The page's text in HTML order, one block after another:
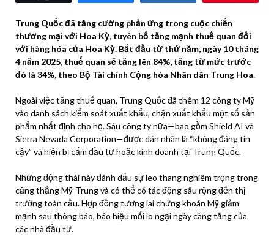
Trung Quốc đã tăng cường phản ứng trong cuộc chiến
thương mại với Hoa Kỳ, tuyên bố tăng mạnh thuế quan đối
với hàng hóa của Hoa Kỳ. Bắt đầu từ thứ năm, ngày 10 tháng
4 năm 2025, thuế quan sẽ tăng lên 84%, tăng từ mức trước
đó là 34%, theo Bộ Tài chính Cộng hòa Nhân dân Trung Hoa.
Ngoài việc tăng thuế quan, Trung Quốc đã thêm 12 công ty Mỹ
vào danh sách kiểm soát xuất khẩu, chặn xuất khẩu một số sản
phẩm nhất định cho họ. Sáu công ty nữa—bao gồm Shield AI và
Sierra Nevada Corporation—được dán nhãn là “không đáng tin
cậy” và hiện bị cấm đầu tư hoặc kinh doanh tại Trung Quốc.
Những động thái này đánh dấu sự leo thang nghiêm trọng trong
căng thẳng Mỹ-Trung và có thể có tác động sâu rộng đến thị
trường toàn cầu. Hợp đồng tương lai chứng khoán Mỹ giảm
mạnh sau thông báo, báo hiệu mối lo ngại ngày càng tăng của
các nhà đầu tư.